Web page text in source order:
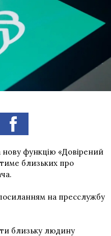
нову функцію «Довірений
близьких про
на пресслужбу
близьку людину